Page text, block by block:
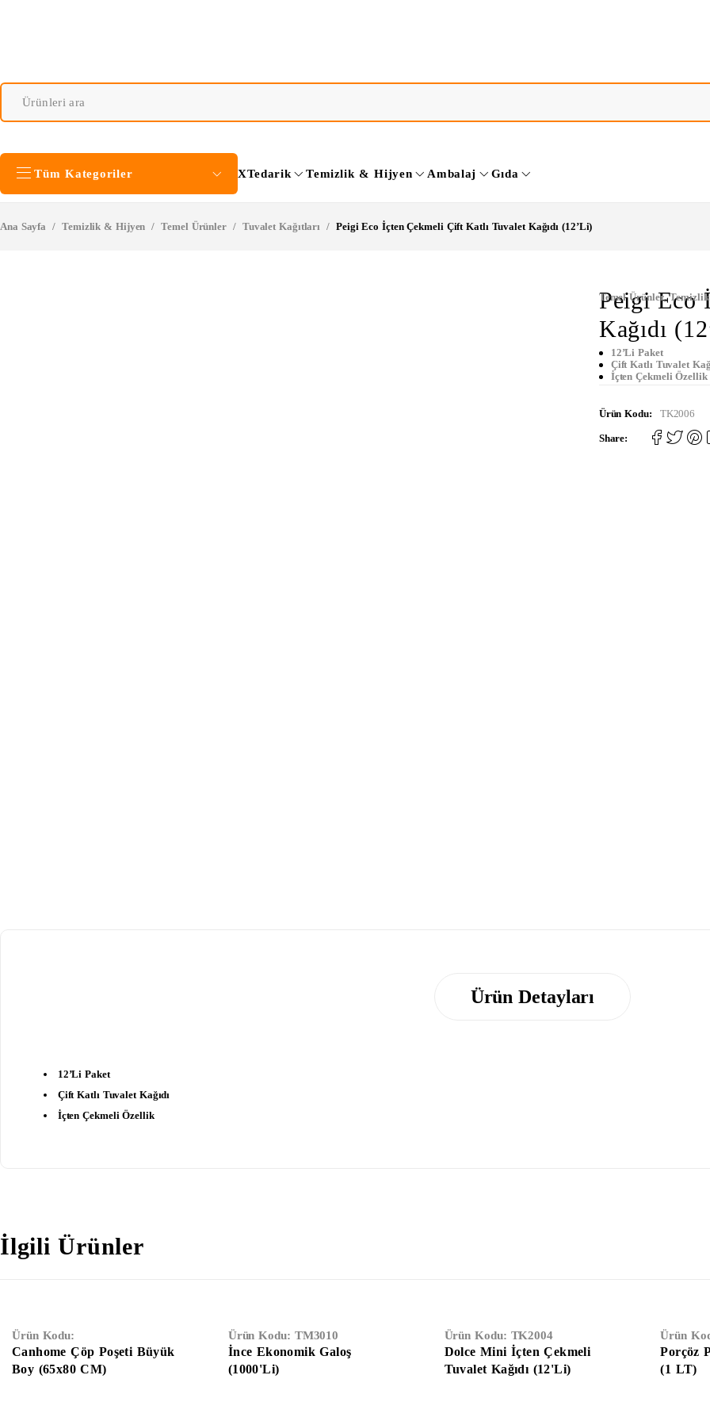
Tüm Kategoriler XTedarik Temizlik & Hijyen Ambalaj Gıda
Ana Sayfa / Temizlik & Hijyen / Temel Ürünler / Tuvalet Kağıtları / Peigi Eco İçten Çekmeli Çift Katlı Tuvalet Kağıdı (12’li)
Temel Ürünler,
Peigi Eco
Kağıdı
12’li Paket
Çift Katlı Tuvalet
İçten Çekmeli Özellik
Ürün Kodu: TK2006
Share:
Ürün Detayları
12’li Paket
Çift Katlı Tuvalet Kağıdı
İçten Çekmeli Özellik
İlgili Ürünler
Ürün Kodu:
Canhome Çöp Poşeti Büyük
Boy (65x80 CM)
Ürün Kodu: TM3010
İnce Ekonomik Galoş
(1000'Li)
Ürün Kodu: TK2004
Dolce Mini İçten Çekmeli
Tuvalet Kağıdı (12'Li)
Ürün
Porçöz
(1 LT)